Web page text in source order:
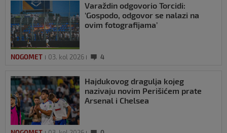
Varaždin odgovorio Torcidi:
‘Gospodo, odgovor se nalazi na
ovim fotografijama’
NOGOMET 03. kol 2026 4
Hajdukovog dragulja kojeg
nazivaju novim Perišićem prate
Arsenal i Chelsea